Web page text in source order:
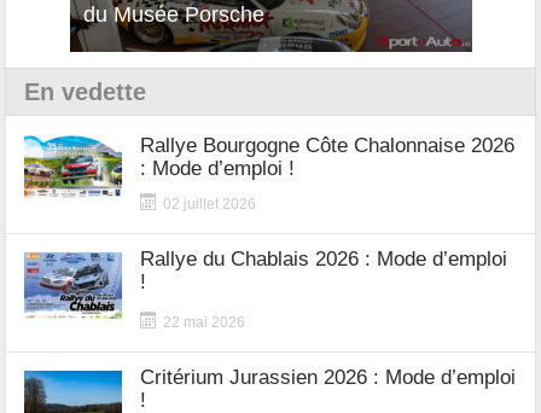
du Musée Porsche
En vedette
Rallye Bourgogne Côte Chalonnaise 2026
: Mode d’emploi !
02 juillet 2026
Rallye du Chablais 2026 : Mode d’emploi
!
22 mai 2026
Critérium Jurassien 2026 : Mode d’emploi
!